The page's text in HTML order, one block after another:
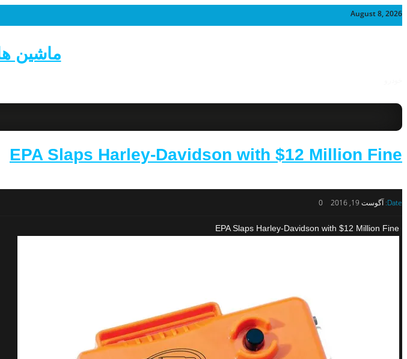
August 8, 2026
ماشین
EPA Slaps Harley-Davidson with $12 Million Fine
Date: آگوست 19, 2016 0
EPA Slaps Harley-Davidson with $12 Million Fine